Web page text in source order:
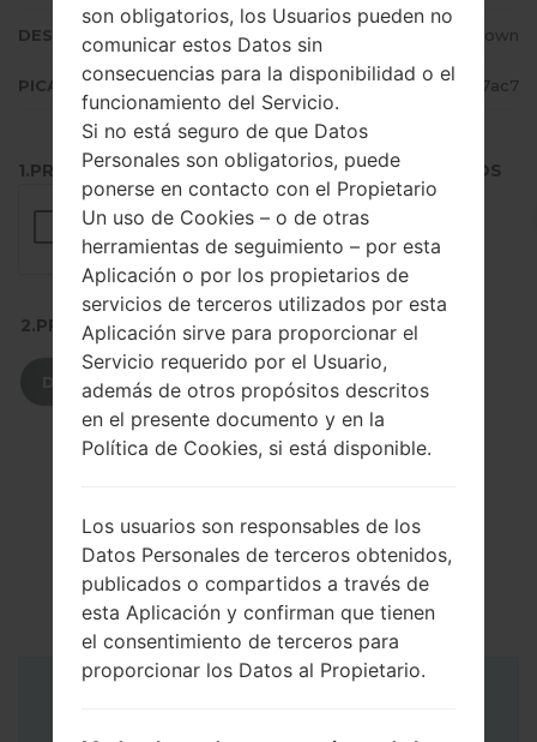
DESCRIPCIÓN Unknown
PICADILLO 64de4c947ffe5a97e3025e40fb717ac7
1.PRESIONE EL BOTÓN PARA CARGAR LOS ARCHIVOS
2.PRESIONE PARA DESCARGAR
DESCARGAR
son obligatorios, los Usuarios pueden no
comunicar estos Datos sin
consecuencias para la disponibilidad o el
funcionamiento del Servicio.
Si no está seguro de que Datos
Personales son obligatorios, puede
ponerse en contacto con el Propietario
Un uso de Cookies – o de otras
herramientas de seguimiento – por esta
Aplicación o por los propietarios de
servicios de terceros utilizados por esta
Aplicación sirve para proporcionar el
Servicio requerido por el Usuario,
además de otros propósitos descritos
en el presente documento y en la
Política de Cookies, si está disponible.
Los usuarios son responsables de los
Datos Personales de terceros obtenidos,
publicados o compartidos a través de
esta Aplicación y confirman que tienen
el consentimiento de terceros para
proporcionar los Datos al Propietario.